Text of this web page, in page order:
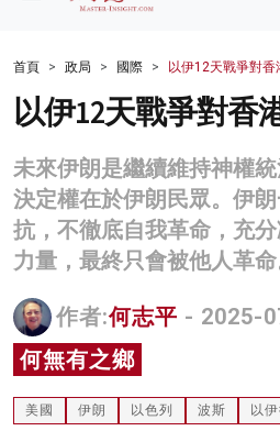
財經
生活
商業
科技
名家榜
灼見活動
關於我們
首頁 政局 國際 以伊12天戰爭對
以伊12天戰爭對香
未來伊朗是繼續維持神權
決定權在於伊朗民眾。伊
抗，不徹底自我革命，充
力量，最終只會被他人革命
作者:何志平 - 2025-
何無有之鄉
美國 伊朗 以色列 波斯 以